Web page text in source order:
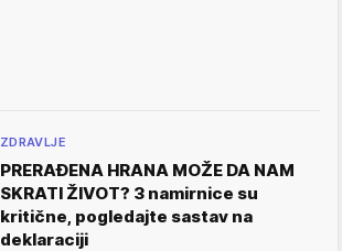
ZDRAVLJE
PRERAĐENA HRANA MOŽE DA NAM
SKRATI ŽIVOT? 3 namirnice su
kritične, pogledajte sastav na
deklaraciji